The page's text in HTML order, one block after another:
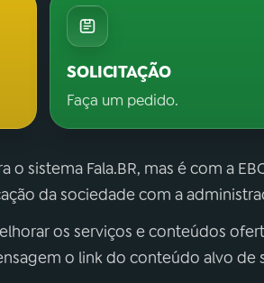
SOLICITAÇÃO
Faça um pedido.
o sistema Fala.BR, mas é com a
da sociedade com a
os serviços e conteúdos
o link do conteúdo alvo de